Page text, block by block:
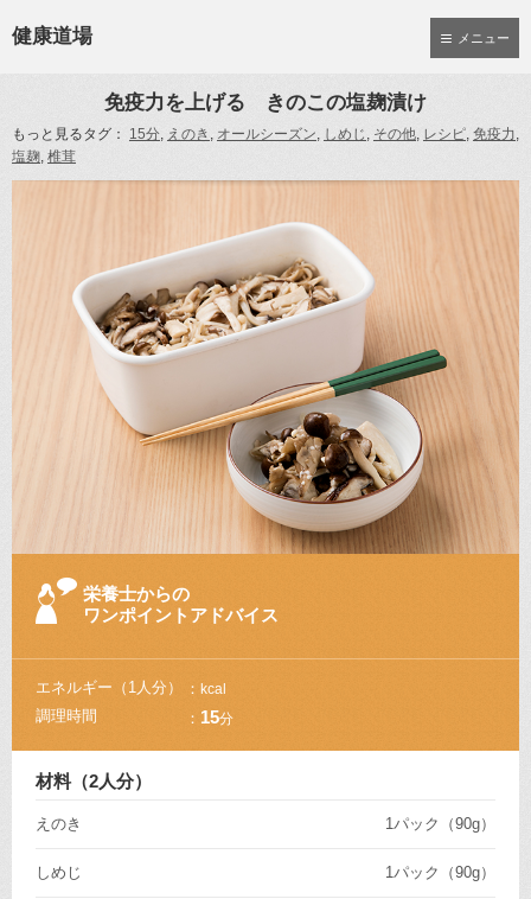
メニュー
健康道場
免疫力を上げる きのこの塩麹漬け
もっと見るタグ： 15分, えのき , オールシーズン, しめじ , その他, レシピ, 免疫力,
塩麹, 椎茸
栄養士からの
ワンポイントアドバイス
エネルギー （1人分）
調理時間
kcal
15分
材料（2人分）
えのき 1パック（90g）
しめじ 1パック（90g）